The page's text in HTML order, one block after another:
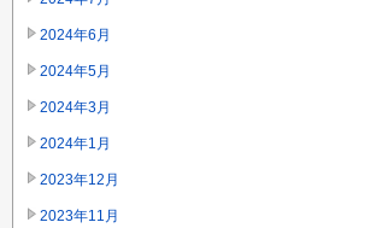
2024年6月
2024年5月
2024年3月
2024年1月
2023年12月
2023年11月